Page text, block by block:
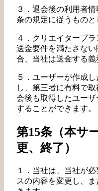
３．退会後の利用者
条の規定に従うものと
４．クリエイタープ
送金要件を満たさな
合、当社は送金する義
５．ユーザーが作成
し、第三者に有料で
会後も取得したユー
することができます。
第15条（本サ
更、終了）
１．当社は、当社が
スの内容を変更し、